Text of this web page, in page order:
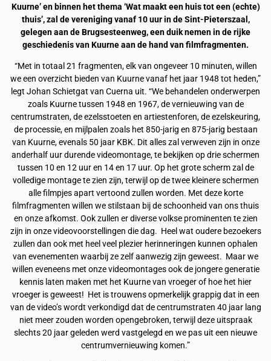
Kuurne’ en binnen het thema ‘Wat maakt een huis tot een (echte)
thuis’, zal de vereniging vanaf 10 uur in de Sint-Pieterszaal,
gelegen aan de Brugsesteenweg, een duik nemen in de rijke
geschiedenis van Kuurne aan de hand van filmfragmenten.
“Met in totaal 21 fragmenten, elk van ongeveer 10 minuten, willen
we een overzicht bieden van Kuurne vanaf het jaar 1948 tot heden,”
legt Johan Schietgat van Cuerna uit. “We behandelen onderwerpen
zoals Kuurne tussen 1948 en 1967, de vernieuwing van de
centrumstraten, de ezelsstoeten en artiestenforen, de ezelskeuring,
de processie, en mijlpalen zoals het 850-jarig en 875-jarig bestaan
van Kuurne, evenals 50 jaar KBK. Dit alles zal verweven zijn in onze
anderhalf uur durende videomontage, te bekijken op drie schermen
tussen 10 en 12 uur en 14 en 17 uur. Op het grote scherm zal de
volledige montage te zien zijn, terwijl op de twee kleinere schermen
alle filmpjes apart vertoond zullen worden. Met deze korte
filmfragmenten willen we stilstaan bij de schoonheid van ons thuis
en onze afkomst. Ook zullen er diverse volkse prominenten te zien
zijn in onze videovoorstellingen die dag. Heel wat oudere bezoekers
zullen dan ook met heel veel plezier herinneringen kunnen ophalen
van evenementen waarbij ze zelf aanwezig zijn geweest. Maar we
willen eveneens met onze videomontages ook de jongere generatie
kennis laten maken met het Kuurne van vroeger of hoe het hier
vroeger is geweest! Het is trouwens opmerkelijk grappig dat in een
van de video’s wordt verkondigd dat de centrumstraten 40 jaar lang
niet meer zouden worden opengebroken, terwijl deze uitspraak
slechts 20 jaar geleden werd vastgelegd en we pas uit een nieuwe
centrumvernieuwing komen.”